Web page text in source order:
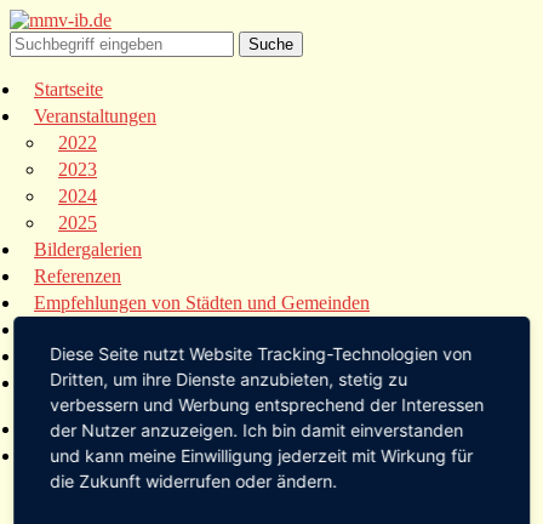
Startseite
Veranstaltungen
2022
2023
2024
2025
Bildergalerien
Referenzen
Empfehlungen von Städten und Gemeinden
Links
Kontakt
Startseite
Veranstaltungen
2022
Diese Seite nutzt Website Tracking-Technologien von
Dritten, um ihre Dienste anzubieten, stetig zu
verbessern und Werbung entsprechend der Interessen
der Nutzer anzuzeigen. Ich bin damit einverstanden
und kann meine Einwilligung jederzeit mit Wirkung für
die Zukunft widerrufen oder ändern.